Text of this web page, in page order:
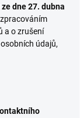
dne 27. dubna
a o zrušení
údajů,